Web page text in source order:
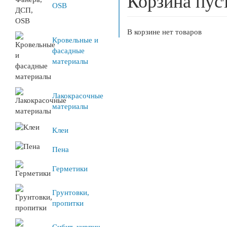
OSB
Кровельные и
фасадные
материалы
Лакокрасочные
материалы
Клеи
Пена
Герметики
Грунтовки,
пропитки
В корзине нет товаров